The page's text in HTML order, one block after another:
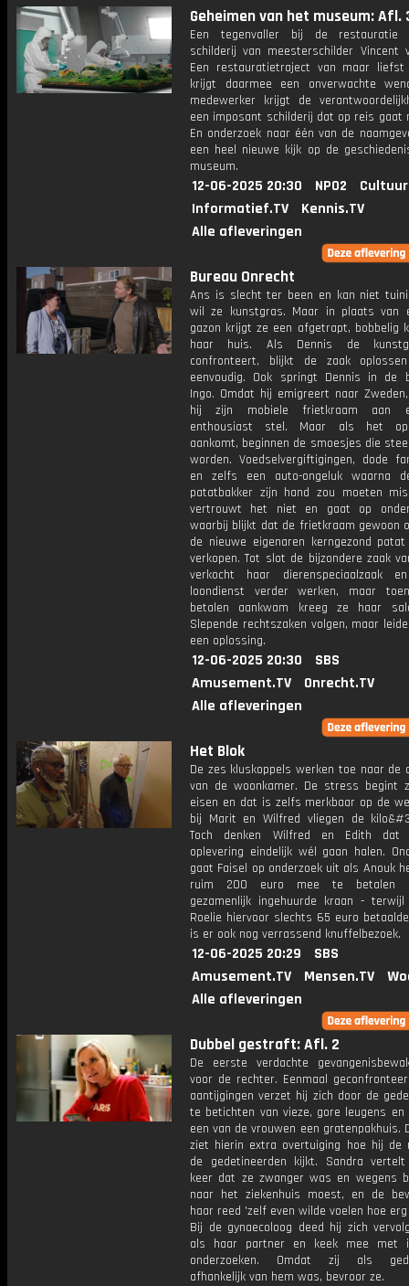
Geheimen van het museum: Afl.
Een tegenvaller bij de restauratie
schilderij van meesterschilder Vincent
Een restauratietraject van maar
krijgt daarmee een onverwachte
medewerker krijgt de
een imposant schilderij dat op reis gaat
En onderzoek naar één van de
een heel nieuwe kijk op de
museum.
12-06-2025 20:30 NPO2
Informatief.TV
Kennis.TV
Alle afleveringen
Bureau Onrecht
Ans is slecht ter been en kan niet
wil ze kunstgras. Maar in plaats van
gazon krijgt ze een afgetrapt, bobbelig
haar huis. Als Dennis de
confronteert, blijkt de zaak
eenvoudig. Ook springt Dennis in de
Ingo. Omdat hij emigreert naar
hij zijn mobiele frietkraam aan
enthousiast stel. Maar als het
aankomt, beginnen de smoesjes die
worden. Voedselvergiftigingen, dode
en zelfs een auto-ongeluk waarna
patatbakker zijn hand zou moeten
vertrouwt het niet en gaat op
waarbij blijkt dat de frietkraam gewoon
de nieuwe eigenaren kerngezond
verkopen. Tot slot de bijzondere zaak
verkocht haar dierenspeciaalzaak
loondienst verder werken, maar
betalen aankwam kreeg ze haar
Slepende rechtszaken volgen, maar
een oplossing.
12-06-2025 20:30
SBS
Amusement.TV
Onrecht.TV
Alle afleveringen
Het Blok
De zes kluskoppels werken toe naar de
van de woonkamer. De stress begint
eisen en dat is zelfs merkbaar op de
bij Marit en Wilfred vliegen de
Toch denken Wilfred en Edith dat
oplevering eindelijk wél gaan halen.
gaat Faisel op onderzoek uit als Anouk
ruim 200 euro mee te betalen
gezamenlijk ingehuurde kraan -
Roelie hiervoor slechts 65 euro
is er ook nog verrassend knuffelbezoek.
12-06-2025 20:29
SBS
Amusement.TV
Mensen.TV
Alle afleveringen
Dubbel gestraft: Afl. 2
De eerste verdachte
voor de rechter. Eenmaal
aantijgingen verzet hij zich door de
te betichten van vieze, gore leugens
een van de vrouwen een gratenpakhuis.
ziet hierin extra overtuiging hoe hij de
de gedetineerden kijkt. Sandra
keer dat ze zwanger was en wegens
naar het ziekenhuis moest, en de
haar reed 'zelf even wilde voelen hoe
Bij de gynaecoloog deed hij zich
als haar partner en keek mee met
onderzoeken. Omdat zij als
afhankelijk van hem was, bevroor ze.